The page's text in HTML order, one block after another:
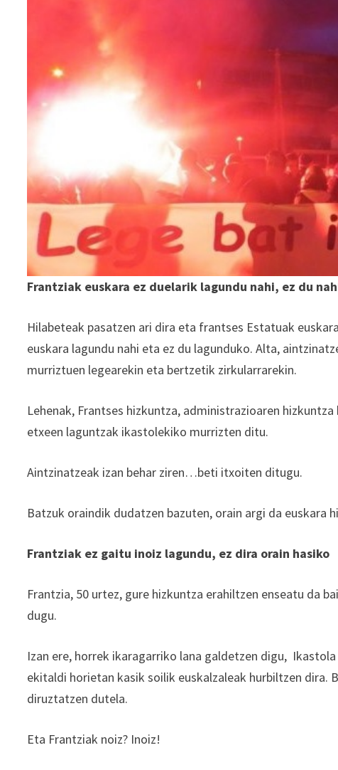
Frantziak euskara ez duelarik lagundu nahi, ez du
Hilabeteak pasatzen ari dira eta frantses Estatuak
euskara lagundu nahi eta ez du lagunduko. Alta,
murriztuen legearekin eta bertzetik zirkularrarekin.
Lehenak, Frantses hizkuntza, administrazioaren
etxeen laguntzak ikastolekiko murrizten ditu.
Aintzinatzeak izan behar ziren…beti itxoiten ditugu.
Batzuk oraindik dudatzen bazuten, orain argi da euskara
Frantziak ez gaitu inoiz lagundu, ez dira orain hasiko
Frantzia, 50 urtez, gure hizkuntza erahiltzen enseatu da
dugu.
Izan ere, horrek ikaragarriko lana galdetzen digu,
ekitaldi horietan kasik soilik euskalzaleak hurbiltzen dira.
diruztatzen dutela.
Eta Frantziak noiz? Inoiz!